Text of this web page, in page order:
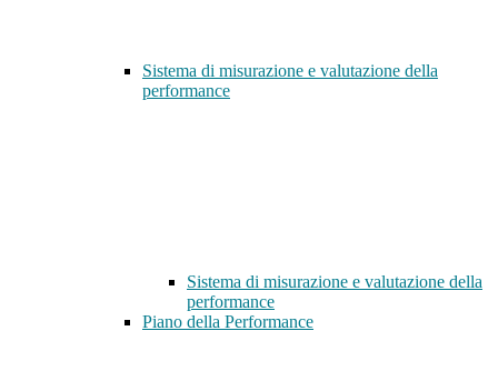
Sistema di misurazione e valutazione della
performance
Sistema di misurazione e valutazione della
performance
Piano della Performance